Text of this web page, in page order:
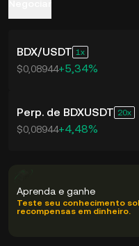
BDX/USDT 1
$0,08944+5,34%
Perp. de BDXUSDT 20
$0,08944+4,48%
Aprenda e ganhe
Teste seu conhecimento
recompensas em dinheiro.